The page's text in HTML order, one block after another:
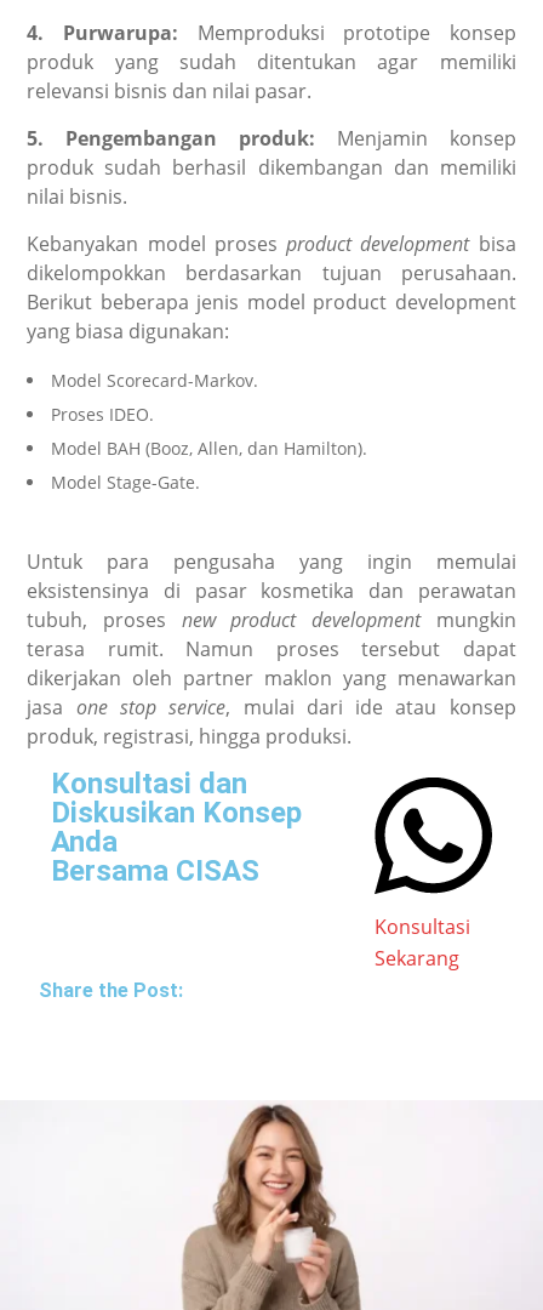
4. Purwarupa: Memproduksi prototipe konsep
produk yang sudah ditentukan agar memiliki
relevansi bisnis dan nilai pasar.
5. Pengembangan produk: Menjamin konsep
produk sudah berhasil dikembangan dan memiliki
nilai bisnis.
Kebanyakan model prosesproduct developmentbisa
dikelompokkan berdasarkan tujuan perusahaan.
Berikut beberapa jenis model product development
yang biasa digunakan:
Model Scorecard-Markov.
Proses IDEO.
Model BAH (Booz, Allen, dan Hamilton).
Model Stage-Gate.
Untuk para pengusaha yang ingin memulai
eksistensinya di pasar kosmetika dan perawatan
tubuh, proses new product developmentmungkin
terasa rumit. Namun proses tersebut dapat
dikerjakan oleh partner maklon yang menawarkan
jasa one stop service, mulai dari ide atau konsep
produk, registrasi, hingga produksi.
Konsultasi dan
Diskusikan Konsep
Anda
Bersama CISAS
Konsultasi
Sekarang
Share the Post: